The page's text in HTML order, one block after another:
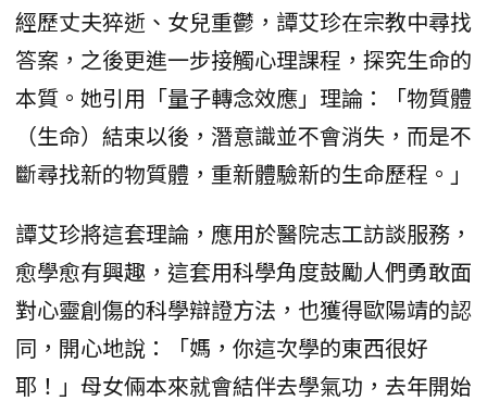
經歷丈夫猝逝、女兒重鬱，譚艾珍在宗教中尋找
答案，之後更進一步接觸心理課程，探究生命的
本質。她引用「量子轉念效應」理論：「物質體
（生命）結束以後，潛意識並不會消失，而是不
斷尋找新的物質體，重新體驗新的生命歷程。」
譚艾珍將這套理論，應用於醫院志工訪談服務，
愈學愈有興趣，這套用科學角度鼓勵人們勇敢面
對心靈創傷的科學辯證方法，也獲得歐陽靖的認
同，開心地說：「媽，你這次學的東西很好
耶！」母女倆本來就會結伴去學氣功，去年開始